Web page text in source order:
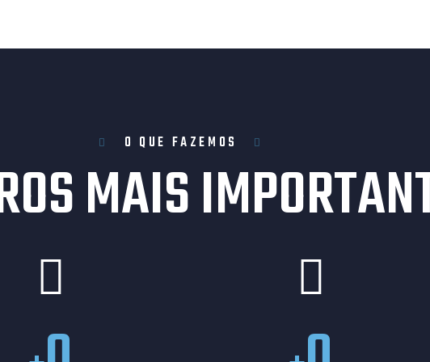
O QUE FAZEMOS
MAIS